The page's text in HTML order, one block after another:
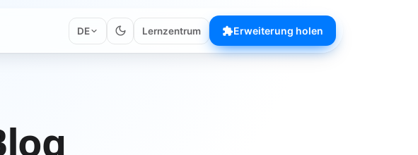
DE Lernzentrum Erweiterung holen